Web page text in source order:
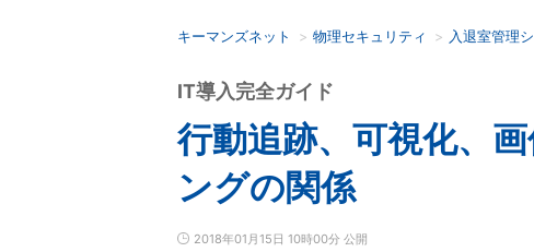
検索語を入力してください
キーマンズネット 物理セキュリティ 入退室管理
行動追跡、可視化、
ングの関係
IT導入完全ガイド
2018年01月15日 10時00分 公開